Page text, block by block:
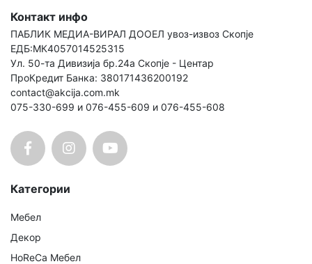
Контакт инфо
ПАБЛИК МЕДИА-ВИРАЛ ДООЕЛ увоз-извоз Скопје
ЕДБ:МК4057014525315
Ул. 50-та Дивизија бр.24а Скопје - Центар
ПроКредит Банка: 380171436200192
contact@akcija.com.mk
075-330-699 и 076-455-609 и 076-455-608
Категории
Мебел
Декор
HoReCa Мебел